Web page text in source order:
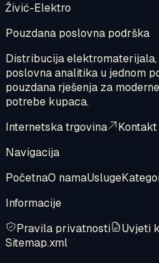
Živić-Elektro
Pouzdana poslovna podrška
Distribucija
poslovna analitika u jednom
pouzdana rješenja za
potrebe kupaca.
Internetska trgovina
Kontakt
Navigacija
PočetnaO namaUsluge
Informacije
Pravila privatnosti
Uvjeti
Sitemap.xml